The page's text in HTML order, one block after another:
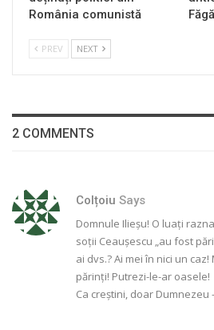
România comunistă
PREV NEXT
2 COMMENTS
Colțoiu Says
Domnule Ilieșu! O luați
soții Ceaușescu „au fost
ai dvs.? Ai mei în nici un
părinți! Putrezi-le-ar oasele!
Ca creștini, doar